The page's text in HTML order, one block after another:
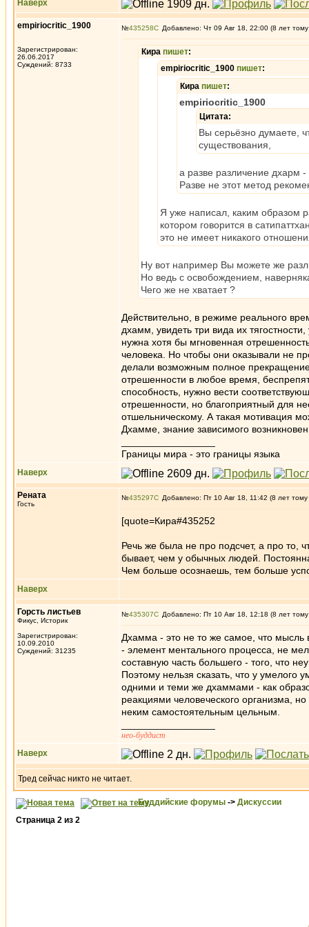
Наверх
empiriocritic_1900
Зарегистрирован:
26.06.2017
Суждений: 8733
№435258 Добавлено: Чт 09 Авг 18, 22:00 (8 лет
Кира пишет:
empiriocritic_1900 пишет:
Кира пишет:
empiriocritic_1900
Цитата:
Вы серьёзно думаете,
существования,
а разве различение дхарм
Разве не этот метод
Я уже написал, каким образом
котором говорится в
это не имеет никакого
Ну вот например Вы можете же
Но ведь с освобождением,
Чего же не хватает ?
Действительно, в режиме реального
дхамм, увидеть три вида их
нужна хотя бы мгновенная
человека. Но чтобы они оказывали не
делали возможным полное
отрешенности в любое время,
способность, нужно вести
отрешенности, но благоприятный для
отшельническому. А такая мотивация
Дхамме, знание зависимого
Границы мира - это границы языка
Наверх
Рената
Гость
№435297 Добавлено: Пт 10 Авг 18, 11:42 (8 лет тому
[quote=Кира#435252
Речь же была не про подсчет, а про то,
бывает, чем у обычных людей.
Чем больше осознаешь, тем больше
Наверх
Горсть листьев
Фикус, Историк
Зарегистрирован:
10.09.2010
Суждений: 31235
№435307 Добавлено: Пт 10 Авг 18, 12:18 (8 лет
Дхамма - это не то же самое, что
- элемент ментального процесса, не
составную часть большего - того, что
Поэтому нельзя сказать, что у
одними и теми же дхаммами - как
реакциями человеческого организма,
неким самостоятельным цельным.
нео-буддист
Наверх
Тред сейчас никто не читает.
Буддийские форумы -> Дискуссии
Страница 2 из 2